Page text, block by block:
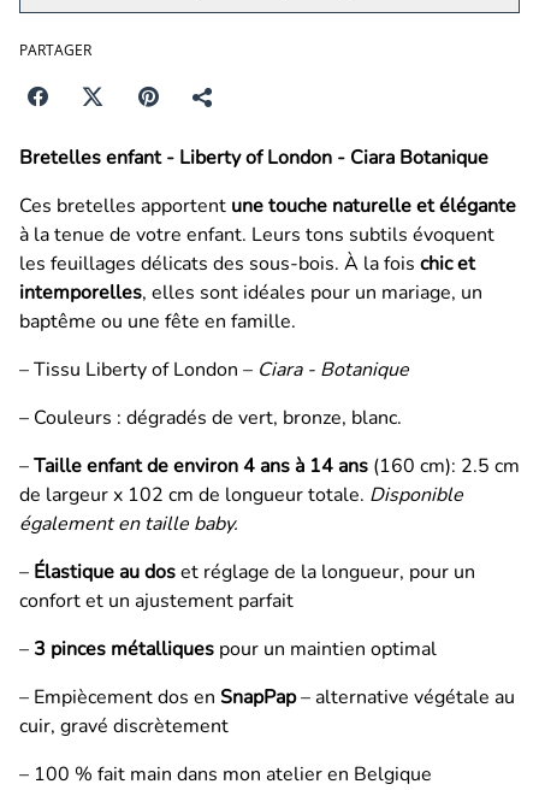
PARTAGER
Bretelles enfant - Liberty of London - Ciara Botanique
Ces bretelles apportent une touche naturelle et élégante
à la tenue de votre enfant. Leurs tons subtils évoquent
les feuillages délicats des sous-bois. À la fois chic et
intemporelles, elles sont idéales pour un mariage, un
baptême ou une fête en famille.
– Tissu Liberty of London – Ciara - Botanique
– Couleurs : dégradés de vert, bronze, blanc.
–Taille enfant de environ 4 ans à 14 ans (160 cm): 2.5 cm
de largeur x 102 cm de longueur totale. Disponible
également en taille baby.
– Élastique au doset réglage de la longueur, pour un
confort et un ajustement parfait
– 3 pinces métalliques pour un maintien optimal
– Empiècement dos en SnapPap– alternative végétale au
cuir, gravé discrètement
– 100 % fait main dans mon atelier en Belgique